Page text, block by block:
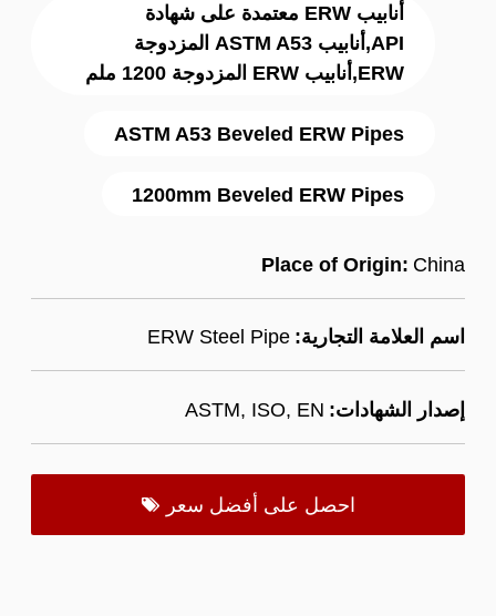
أنابيب ERW معتمدة على شهادة
API,أنابيب ASTM A53 المزدوجة
ERW,أنابيب ERW المزدوجة 1200 ملم
ASTM A53 Beveled ERW Pipes
1200mm Beveled ERW Pipes
Place of Origin: China
اسم العلامة التجارية: ERW Steel Pipe
إصدار الشهادات: ASTM, ISO, EN
احصل على أفضل سعر